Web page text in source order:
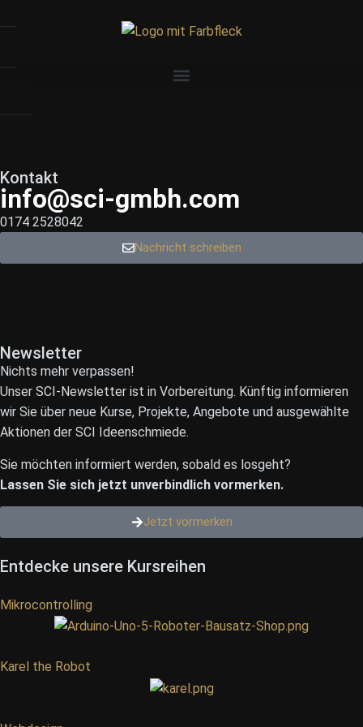
Kontakt
info@sci-gmbh.com
0174 2528042
Nachricht schreiben
Newsletter
Nichts mehr verpassen!
Unser SCI-Newsletter ist in Vorbereitung. Künftig informieren
wir Sie über neue Kurse, Projekte, Angebote und ausgewählte
Aktionen der SCI Ideenschmiede.
Sie möchten informiert werden, sobald es losgeht?
Lassen Sie sich jetzt unverbindlich vormerken.
Jetzt vormerken
Entdecke unsere Kursreihen
Mikrocontrolling
Karel the Robot